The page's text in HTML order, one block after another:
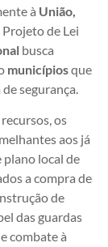
à União,
Projeto de Lei
busca
municípiosque
segurança.
os
aos já
plano local de
a compra de
de
das guardas
combate à